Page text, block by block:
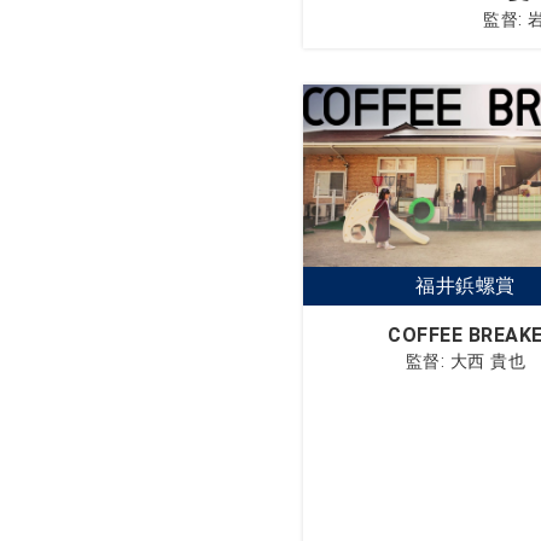
監督:
COFFEE
監督: 大西 貴也